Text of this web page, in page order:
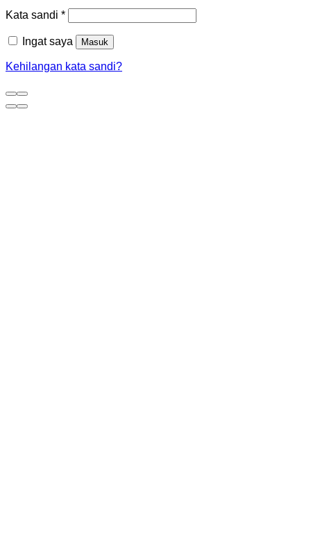
Kata sandi *
Ingat saya Masuk
Kehilangan kata sandi?